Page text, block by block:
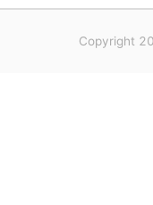
Copyright